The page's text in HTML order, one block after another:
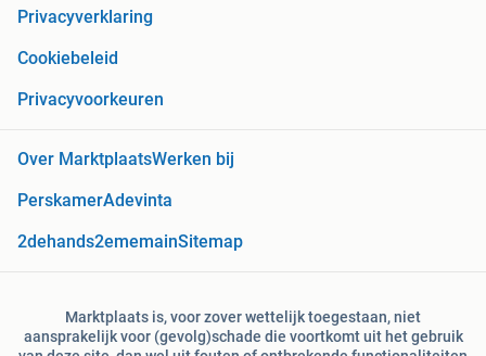
Privacyverklaring
Cookiebeleid
Privacyvoorkeuren
Over MarktplaatsWerken bij
PerskamerAdevinta
2dehands2ememainSitemap
Marktplaats is, voor zover wettelijk toegestaan, niet
aansprakelijk voor (gevolg)schade die voortkomt uit het gebruik